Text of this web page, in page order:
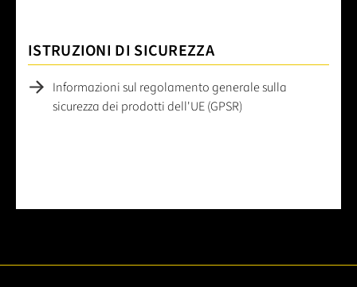
ISTRUZIONI DI SICUREZZA
Informazioni sul regolamento generale sulla
sicurezza dei prodotti dell'UE (GPSR)